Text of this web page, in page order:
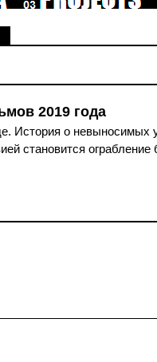
2019 года
История о невыносимых
становится